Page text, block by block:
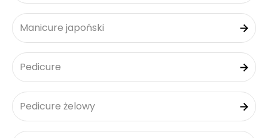
Manicure japoński
Pedicure
Pedicure żelowy